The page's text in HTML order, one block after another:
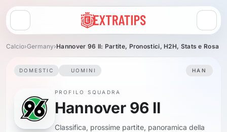
Apri menu
Calcio›Germany›Hannover 96 II: Partite, Pronostici, H2H, Stats e Rosa
DOMESTIC UOMINI HAN
PROFILO SQUADRA
Hannover 96 II
Classifica, prossime partite, panoramica della